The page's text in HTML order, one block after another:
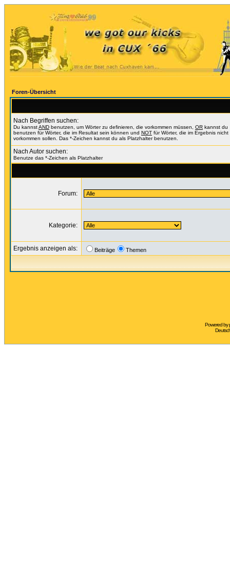
Foren-Übersicht
Nach Begriffen suchen:
Du kannstAND benutzen, um Wörter zu definieren, die vorkommen müssen, OR kannst du
benutzen für Wörter, die im Resultat sein können und NOT für Wörter, die im Ergebnis nicht
vorkommen sollen. Das *-Zeichen kannst du als Platzhalter benutzen.
Nach Autor suchen:
Benutze das *-Zeichen als Platzhalter
Forum:
Kategorie:
Ergebnis anzeigen als: Beiträge Themen
Powered by